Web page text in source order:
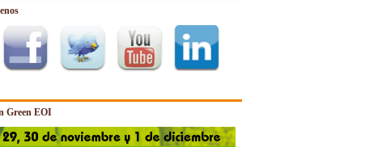
Green EOI